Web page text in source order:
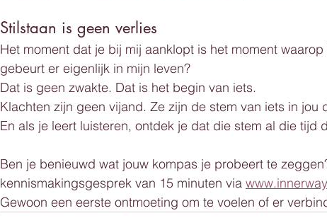
Stilstaan is geen verlies
Het moment dat je bij mij aanklopt is het moment
gebeurt er eigenlijk in mijn leven?
Dat is geen zwakte. Dat is het begin van iets.
Klachten zijn geen vijand. Ze zijn de stem van iets in jou
En als je leert luisteren, ontdek je dat die stem al die tijd
Ben je benieuwd wat jouw kompas je probeert te
kennismakingsgesprek van 15 minuten via
Gewoon een eerste ontmoeting om te voelen of er